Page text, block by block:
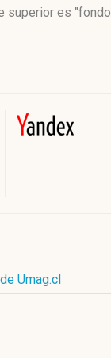
superior es
Umag.cl